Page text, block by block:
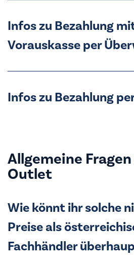
Infos zu Bezahlung
Vorauskasse per
Infos zu Bezahlung
Allgemeine
Outlet
Wie könnt ihr solche
Preise als
Fachhändler